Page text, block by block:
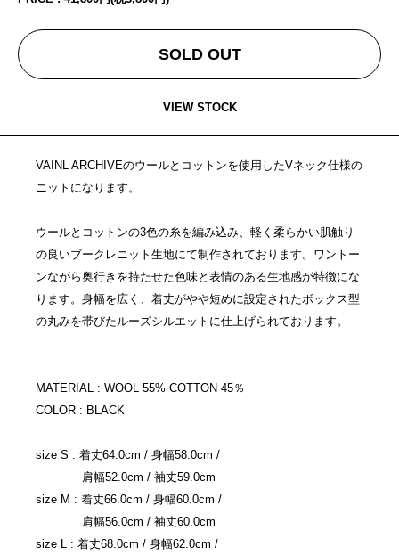
SOLD OUT
VIEW STOCK
VAINL ARCHIVEのウールとコットンを使用したVネック仕様の
ニットになります。
ウールとコットンの3色の糸を編み込み、軽く柔らかい肌触り
の良いブークレニット生地にて制作されております。ワントー
ンながら奥行きを持たせた色味と表情のある生地感が特徴にな
ります。身幅を広く、着丈がやや短めに設定されたボックス型
の丸みを帯びたルーズシルエットに仕上げられております。
MATERIAL : WOOL 55% COTTON 45％
COLOR : BLACK
size S : 着丈64.0cm / 身幅58.0cm /
肩幅52.0cm / 袖丈59.0cm
size M : 着丈66.0cm / 身幅60.0cm /
肩幅56.0cm / 袖丈60.0cm
size L : 着丈68.0cm / 身幅62.0cm /